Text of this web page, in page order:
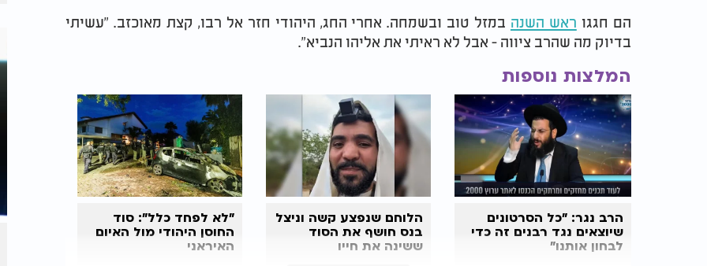
הם חגגו ראש השנה במזל טוב ובשמחה. אחרי החג, היהודי חזר אל רבו, קצת מאוכזב. "עשיתי
בדיוק מה שהרב ציווה - אבל לא ראיתי את אליהו הנביא".
המלצות נוספות
הרב נגר: "כל הסרטונים
שיוצאים נגד רבנים זה כדי
לבחון אותנו"
הלוחם שנפצע קשה וניצל
בנס חושף את הסוד
ששינה את חייו
"לא לפחד כלל": סוד
החוסן היהודי מול האיום
האיראני